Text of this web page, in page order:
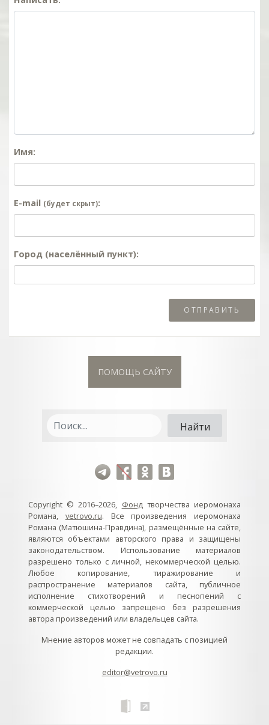
Имя:
E-mail (будет скрыт):
Город (населённый пункт):
ПОМОЩЬ САЙТУ
Copyright © 2016–2026, Фондтворчества иеромонаха
Романа, vetrovo.ru. Все произведения иеромонаха
Романа (Матюшина-Правдина), размещённые на сайте,
являются объектами авторского права и защищены
законодательством. Использование материалов
разрешено только с личной, некоммерческой целью.
Любое копирование, тиражирование и
распространение материалов сайта, публичное
исполнение стихотворений и песнопений с
коммерческой целью запрещено без разрешения
автора произведений или владельцев сайта.
Мнение авторов может не совпадать с позицией
редакции.
editor@vetrovo.ru